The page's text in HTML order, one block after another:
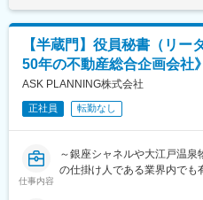
VIPのクライアントや大型案
視座が高まり、経営的な視点
■こんな方におすすめ
誰かを支えることにやりがい
物事を先回りして考え、気配
限定された業務だけでなく、
未経験からキャリアの可能性
社員一人ひとりに「ゼネラ
た仕事に留まらず、主体的に
【半蔵門】役員秘書（リ
50年の不動産総合企画会社》
ASK PLANNING株式会社
正社員 転勤なし
仕事内容
～銀座シャネルや大江戸温
の仕掛け人である業界内でも